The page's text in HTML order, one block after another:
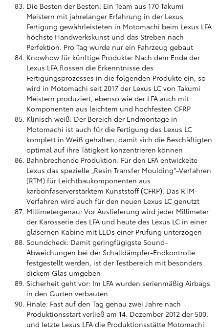
Die Besten der Besten: Ein Team aus 170 Takumi
Meistern mit jahrelanger Erfahrung in der Lexus
Fertigung gewährleisteten in Motomachi beim Lexus LFA
höchste Handwerkskunst und das Streben nach
Perfektion. Pro Tag wurde nur ein Fahrzeug gebaut
Knowhow für künftige Produkte: Nach dem Ende der
Lexus LFA flossen die Erkenntnisse des
Fertigungsprozesses in die folgenden Produkte ein, so
wird in Motomachi seit 2017 der Lexus LC von Takumi
Meistern produziert, ebenso wie der LFA auch mit
Komponenten aus leichtem und hochfesten CFRP
Klinisch weiß: Der Bereich der Endmontage in
Motomachi ist auch für die Fertigung des Lexus LC
komplett in Weiß gehalten, damit sich die Beschäftigten
optimal auf ihre Tätigkeit konzentrieren können
Bahnbrechende Produktion: Für den LFA entwickelte
Lexus das spezielle „Resin Transfer Moulding“-Verfahren
(RTM) für Leichtbaukomponenten aus
karbonfaserverstärktem Kunststoff (CFRP). Das RTM-
Verfahren wird auch für den neuen Lexus LC genutzt
Millimetergenau: Vor Auslieferung wird jeder Millimeter
der Karosserie des LFA und heute des Lexus LC in einer
gläsernen Kabine mit LEDs einer Prüfung unterzogen
Soundcheck: Damit geringfügigste Sound-
Abweichungen bei der Schalldämpfer-Endkontrolle
festgestellt werden, ist der Testbereich mit besonders
dickem Glas umgeben
Sicherheit geht vor: Im LFA wurden serienmäßig Airbags
in den Gurten verbauten
Finale: Fast auf den Tag genau zwei Jahre nach
Produktionsstart verließ am 14. Dezember 2012 der 500.
und letzte Lexus LFA die Produktionsstätte Motomachi